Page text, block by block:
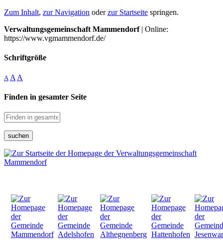
Zum Inhalt, zur Navigation oderzur Startseite springen.
Verwaltungsgemeinschaft Mammendorf| Online:
https://www.vgmammendorf.de/
Schriftgröße
A A A
Finden in gesamter Seite
suchen